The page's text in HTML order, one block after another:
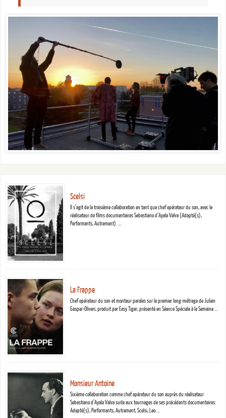
Scelsi
Il s’agit de la troisième collaboration en tant que chef opérateur du son, avec le
réalisateur de films documentaires Sebastiano d’Ayala Valva (Adapté(s),
Performants, Autrement). …
La Frappe
Chef opérateur du son et monteur paroles sur le premier long-métrage de Julien
Gaspar-Oliveri, produit par Easy Tiger, présenté en Séance Spéciale à la Semaine …
Monsieur Antoine
Sixième collaboration comme chef opérateur du son auprès du réalisateur
Sebastiano d’Ayala Valva suite aux tournages de ses précédents documentaires:
Adapté(s), Performants, Autrement, Scelsi, Leo …